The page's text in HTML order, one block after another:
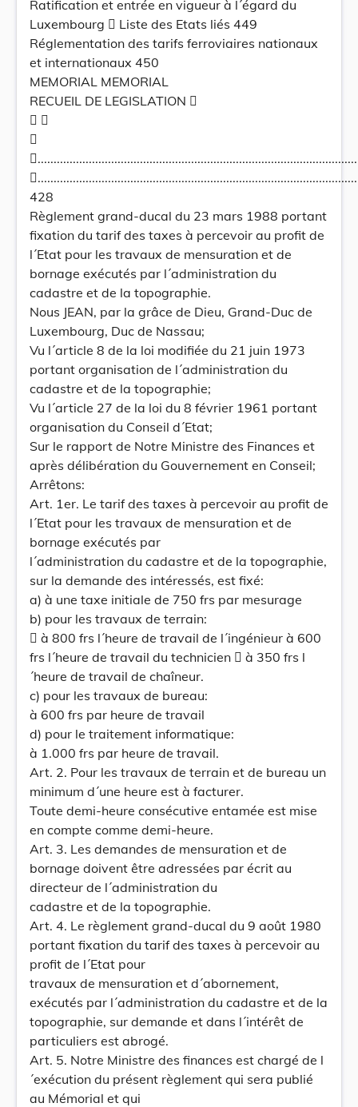
Ratification et entrée en vigueur à l´égard du
Luxembourg  Liste des Etats liés 449
Réglementation des tarifs ferroviaires nationaux
et internationaux 450
MEMORIAL MEMORIAL
RECUEIL DE LEGISLATION 
 

428
Règlement grand-ducal du 23 mars 1988 portant
fixation du tarif des taxes à percevoir au profit de
l´Etat pour les travaux de mensuration et de
bornage exécutés par l´administration du
cadastre et de la topographie.
Nous JEAN, par la grâce de Dieu, Grand-Duc de
Luxembourg, Duc de Nassau;
Vu l´article 8 de la loi modifiée du 21 juin 1973
portant organisation de l´administration du
cadastre et de la topographie;
Vu l´article 27 de la loi du 8 février 1961 portant
organisation du Conseil d´Etat;
Sur le rapport de Notre Ministre des Finances et
après délibération du Gouvernement en Conseil;
Arrêtons:
Art. 1er. Le tarif des taxes à percevoir au profit de
l´Etat pour les travaux de mensuration et de
bornage exécutés par
l´administration du cadastre et de la topographie,
sur la demande des intéressés, est fixé:
a) à une taxe initiale de 750 frs par mesurage
b) pour les travaux de terrain:
 à 800 frs l´heure de travail de l´ingénieur à 600
frs l´heure de travail du technicien  à 350 frs l
´heure de travail de chaîneur.
c) pour les travaux de bureau:
à 600 frs par heure de travail
d) pour le traitement informatique:
à 1.000 frs par heure de travail.
Art. 2. Pour les travaux de terrain et de bureau un
minimum d´une heure est à facturer.
Toute demi-heure consécutive entamée est mise
en compte comme demi-heure.
Art. 3. Les demandes de mensuration et de
bornage doivent être adressées par écrit au
directeur de l´administration du
cadastre et de la topographie.
Art. 4. Le règlement grand-ducal du 9 août 1980
portant fixation du tarif des taxes à percevoir au
profit de l´Etat pour
travaux de mensuration et d´abornement,
exécutés par l´administration du cadastre et de la
topographie, sur demande et dans l´intérêt de
particuliers est abrogé.
Art. 5. Notre Ministre des finances est chargé de l
´exécution du présent règlement qui sera publié
au Mémorial et qui